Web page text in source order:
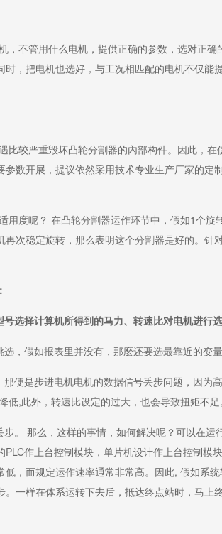
不管用什么电机，提供正确的参数，选对正
，把电机也选好，与工况相匹配的电机不仅能
较严重毁坏凸轮分割器的內部构件。因此，
数开展，提议依然采用技术专业生产厂家的定
度呢？ 在凸轮分割器运作环节中，假如1个旋
次稳定旋转，那么表明这个分割器是好的。针
号选择计算机所得到的马力、转速比对电机进行
，假如报表里并没有，那麼还要选最靠近的变量
便是步进电机电机的数据信号丢步问题，因为
,此外，转速比设定的过大，也会导致扭矩不足
。 那么，这样的事情，如何解决呢？可以在运
作上台控制模块，单片机设计作上台控制模
，而规定运作速率通常非常高。因此, 假如系
一样在体系运转下去后，抵达终点站时，马上